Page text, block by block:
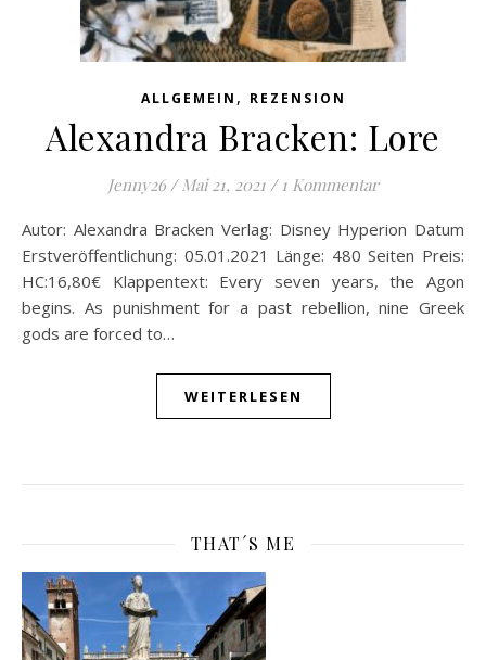
ALLGEMEIN , REZENSION
Alexandra Bracken: Lore
Jenny26 / Mai 21, 2021 / 1 Kommentar
Autor: Alexandra Bracken Verlag: Disney Hyperion Datum
Erstveröffentlichung: 05.01.2021 Länge: 480 Seiten Preis:
HC:16,80€ Klappentext: Every seven years, the Agon
begins. As punishment for a past rebellion, nine Greek
gods are forced to…
WEITERLESEN
THAT´S ME